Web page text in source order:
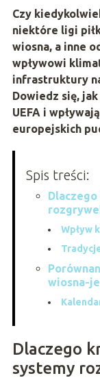
Czy
niektóre ligi
wiosna, a inne
wpływowi
infrastruktury
Dowiedz się,
UEFA i
europejskich
Spis treści:
Wpływ
wiosna-
Dlaczego
systemy